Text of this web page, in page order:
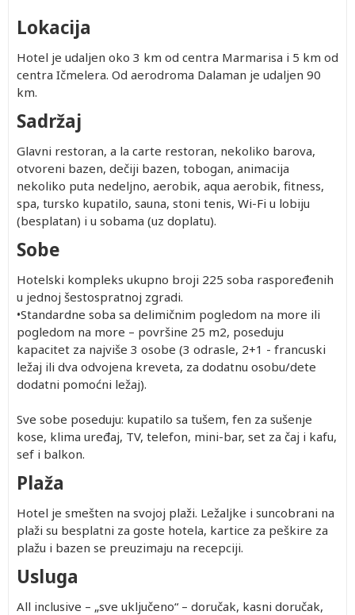
Lokacija
Hotel je udaljen oko 3 km od centra Marmarisa i 5 km od
centra Ičmelera. Od aerodroma Dalaman je udaljen 90
km.
Sadržaj
Glavni restoran, a la carte restoran, nekoliko barova,
otvoreni bazen, dečiji bazen, tobogan, animacija
nekoliko puta nedeljno, aerobik, aqua aerobik, fitness,
spa, tursko kupatilo, sauna, stoni tenis, Wi-Fi u lobiju
(besplatan) i u sobama (uz doplatu).
Sobe
Hotelski kompleks ukupno broji 225 soba raspoređenih
u jednoj šestospratnoj zgradi.
•Standardne soba sa delimičnim pogledom na more ili
pogledom na more – površine 25 m2, poseduju
kapacitet za najviše 3 osobe (3 odrasle, 2+1 - francuski
ležaj ili dva odvojena kreveta, za dodatnu osobu/dete
dodatni pomoćni ležaj).
Sve sobe poseduju: kupatilo sa tušem, fen za sušenje
kose, klima uređaj, TV, telefon, mini-bar, set za čaj i kafu,
sef i balkon.
Plaža
Hotel je smešten na svojoj plaži. Ležaljke i suncobrani na
plaži su besplatni za goste hotela, kartice za peškire za
plažu i bazen se preuzimaju na recepciji.
Usluga
All inclusive – „sve uključeno“ – doručak, kasni doručak,